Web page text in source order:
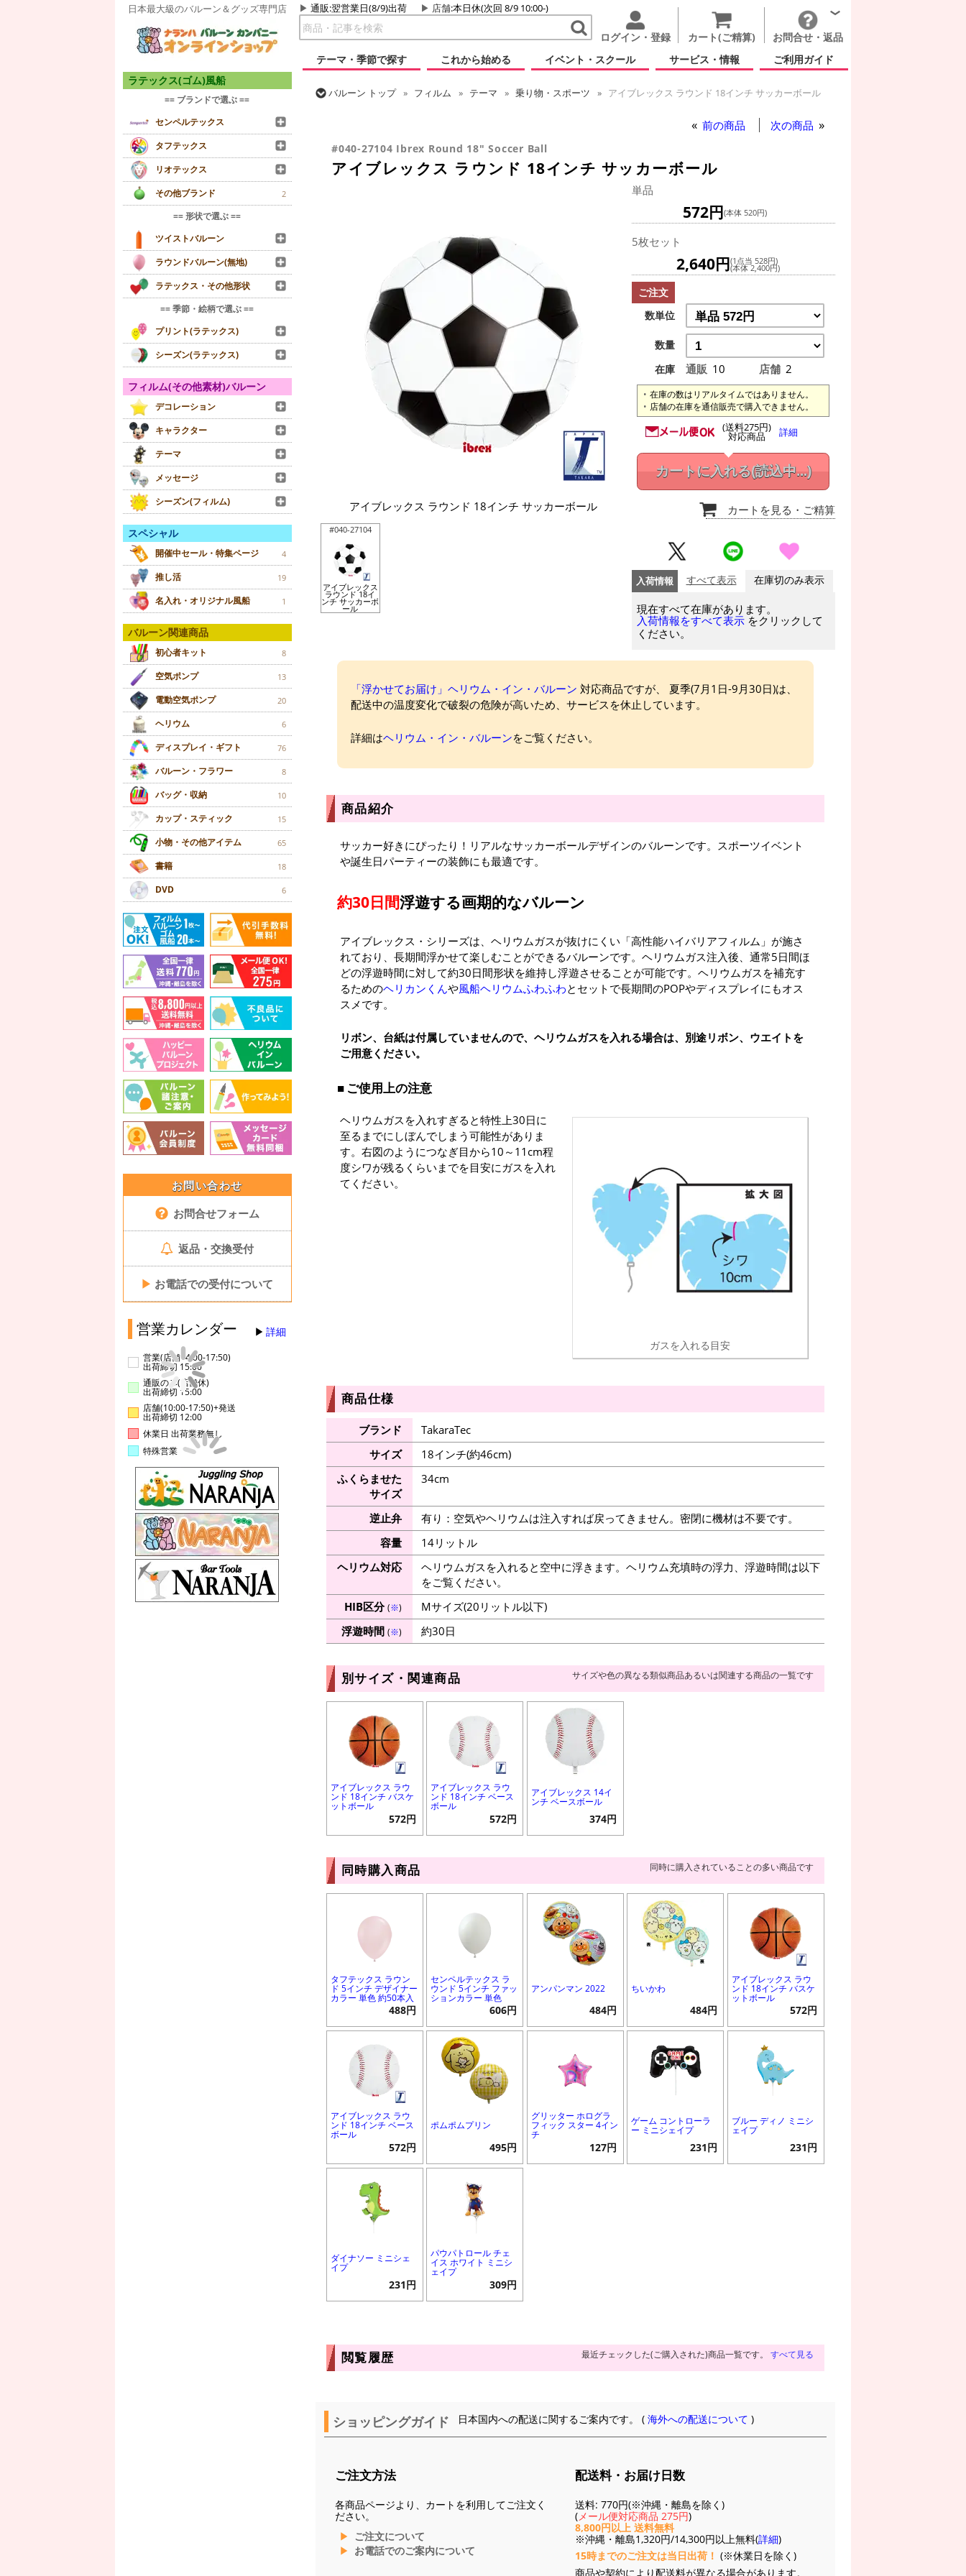
日本最大級のバルーン＆グッズ専門店 通販:翌営業日(8/9)出荷 店舗:本日休(次回 8/9 10:00-)
ログイン・登録 カート(ご精算)
お問合せ・返品
テーマ・季節で探す
これから始める イベント・スクール サービス・情報 ご利用ガイド
ラテックス(ゴム)風船
== ブランドで選ぶ ==
センペルテックス
タフテックス
リオテックス
その他ブランド
2
== 形状で選ぶ ==
ツイストバルーン
ラウンドバルーン(無地)
ラテックス・その他形状
== 季節・絵柄で選ぶ ==
プリント(ラテックス)
シーズン(ラテックス)
フィルム(その他素材)バルーン
デコレーション
キャラクター
テーマ
メッセージ
シーズン(フィルム)
スペシャル
開催中セール・特集ページ 4
推し活 19
名入れ・オリジナル風船 1
バルーン関連商品
初心者キット 8
空気ポンプ 13
電動空気ポンプ 20
ヘリウム 6
ディスプレイ・ギフト 76
バルーン・フラワー 8
バッグ・収納 10
カップ・スティック 15
小物・その他アイテム 65
書籍 18
DVD 6
お問い合わせ
お問合せフォーム
返品・交換受付
▶ お電話での受付について
営業カレンダー 詳細
営業(店舗14:00-17:50)
出荷締切 15:00
通販のみ(店舗休)
出荷締切 15:00
店舗(10:00-17:50)+発送
出荷締切 12:00
休業日 出荷業務無し
特殊営業
バルーン トップ フィルム テーマ 乗り物・スポーツ
アイブレックス ラウンド 18インチ サッカーボール
前の商品 次の商品
#040-27104 Ibrex Round 18" Soccer Ball
アイブレックス ラウンド 18インチ サッカーボール
アイブレックス ラウンド 18インチ サッカーボール
#040-27104
アイブレックス
ラウンド 18イ
ンチ サッカーボ
ール
単品
572円(本体 520円)
5枚セット
2,640円(1点当 528円)
(本体 2,400円)
ご注文
数単位
数量
在庫
通販 10 店舗 2
在庫の数はリアルタイムではありません。
店舗の在庫を通信販売で購入できません。
(送料275円)
対応商品 詳細
カートに入れる(読込中...)
カートを見る ・ご精算
入荷情報 すべて表示 在庫切のみ表示
現在すべて在庫があります。
入荷情報をすべて表示 をクリックして
ください。
「浮かせてお届け」ヘリウム・イン・バルーン 対応商品ですが、 夏季(7月1日-9月30日)は、
配送中の温度変化で破裂の危険が高いため、サービスを休止しています。
詳細はヘリウム・イン・バルーンをご覧ください。
商品紹介
サッカー好きにぴったり！リアルなサッカーボールデザインのバルーンです。スポーツイベント
や誕生日パーティーの装飾にも最適です。
約30日間浮遊する画期的なバルーン
アイブレックス・シリーズは、ヘリウムガスが抜けにくい「高性能ハイバリアフィルム」が施さ
れており、長期間浮かせて楽しむことができるバルーンです。ヘリウムガス注入後、通常5日間ほ
どの浮遊時間に対して約30日間形状を維持し浮遊させることが可能です。ヘリウムガスを補充す
るためのヘリカンくんや風船ヘリウムふわふわとセットで長期間のPOPやディスプレイにもオス
スメです。
リボン、台紙は付属していませんので、ヘリウムガスを入れる場合は、別途リボン、ウエイトを
ご用意ください。
ご使用上の注意
ガスを入れる目安
ヘリウムガスを入れすぎると特性上30日に
至るまでにしぼんでしまう可能性がありま
す。右図のようにつなぎ目から10～11cm程
度シワが残るくらいまでを目安にガスを入れ
てください。
商品仕様
ブランド
TakaraTec
サイズ
18インチ(約46cm)
ふくらませた
サイズ
34cm
逆止弁
有り：空気やヘリウムは注入すれば戻ってきません。密閉に機材は不要です。
容量
14リットル
ヘリウム対応
ヘリウムガスを入れると空中に浮きます。ヘリウム充填時の浮力、浮遊時間は以下
をご覧ください。
HIB区分(※)
Mサイズ(20リットル以下)
浮遊時間 (※) 約30日
別サイズ・関連商品 サイズや色の異なる類似商品あるいは関連する商品の一覧です
アイブレックス ラウ
ンド 18インチ バスケ
ットボール
572円
アイブレックス ラウ
ンド 18インチ ベース
ボール
572円
アイブレックス 14イ
ンチ ベースボール
374円
同時購入商品 同時に購入されていることの多い商品です
タフテックス ラウン
ド 5インチ デザイナー
カラー 単色 約50本入
488円
センペルテックス ラ
ウンド 5インチ ファッ
ションカラー 単色
606円
アンパンマン 2022
484円
ちいかわ
484円
アイブレックス ラウ
ンド 18インチ バスケ
ットボール
572円
アイブレックス ラウ
ンド 18インチ ベース
ボール
572円
ポムポムプリン
495円
グリッター ホログラ
フィック スター 4イン
チ
127円
ゲーム コントローラ
ー ミニシェイプ
231円
ブルー ディノ ミニシ
ェイプ
231円
ダイナソー ミニシェ
イプ
231円
パウパトロール チェ
イス ホワイト ミニシ
ェイプ
309円
閲覧履歴 最近チェックした(ご購入された)商品一覧です。 すべて見る
ショッピングガイド 日本国内への配送に関するご案内です。 (海外への配送について )
ご注文方法
各商品ページより、カートを利用してご注文く
ださい。
ご注文について
お電話でのご案内について
配送料・お届け日数
送料: 770円(※沖縄・離島を除く)
(メール便対応商品 275円)
8,800円以上 送料無料
※沖縄・離島1,320円/14,300円以上無料(詳細)
15時までのご注文は当日出荷！ (※休業日を除く)
商品や契約により配送料が異なる場合があります。